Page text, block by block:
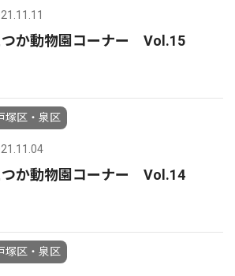
つか動物園コーナー Vol.15
塚区・泉区
つか動物園コーナー Vol.14
塚区・泉区